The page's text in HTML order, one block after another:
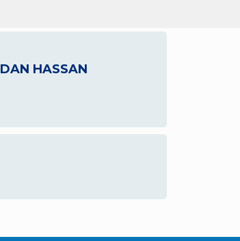
HASSAN